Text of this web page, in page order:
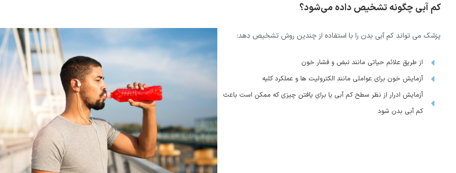
کم آبی چگونه تشخیص داده می‌شود؟
پزشک می تواند کم آبی بدن را با استفاده از چندین روش تشخیص دهد:
از طریق علائم حیاتی مانند نبض و فشار خون
آزمایش خون برای عواملی مانند الکترولیت ها و عملکرد کلیه
آزمایش ادرار از نظر سطح کم آبی یا برای یافتن چیزی که ممکن است باعث
کم آبی بدن شود